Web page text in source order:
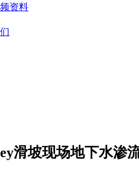
资料
滑坡现场地下水渗